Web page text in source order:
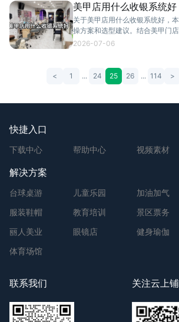
美甲店用什么收银系统
的那种
关于美甲店用什么收银系统好，
操方案和选型建议。结合美甲门
+商家使用经验，帮助门店老板做
2026-07-06
< 1 ... 24 25 26 ... 114 >
快捷入口
下载中心 帮助中心 视频素材
解决方案
台球桌游 儿童乐园 加油加气
服装鞋帽
教育培训 景区票务
丽人美业
眼镜店 健身瑜伽
体育场馆
联系我们 关注云上